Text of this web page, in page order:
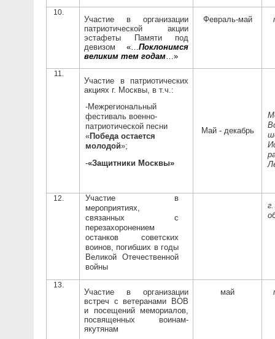
Участие в организации
патриотической акции
эстафеты Памяти под
девизом «…Поклонимся
великим тем годам…»
Февраль-май
Участие в патриотических
акциях г. Москвы, в т.ч.:
-Межрегиональный
фестиваль военно-
патриотической песни
«Победа остается
молодой»;
-«Защитники Москвы»
Май - декабрь
Участие в
мероприятиях,
связанных с
перезахоронением
останков советских
воинов, погибших в годы
Великой Отечественной
войны
Участие в организации
встреч с ветеранами ВОВ
и посещений мемориалов,
посвященных воинам-
якутянам
май